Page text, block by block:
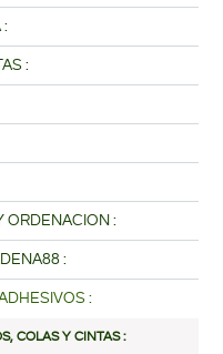
:
:
ORDENACION :
:
:
COLAS Y CINTAS :